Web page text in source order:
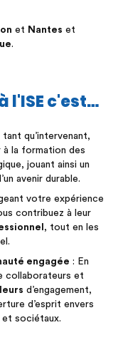
et Nantes et
.
l'ISE c'est…
tant qu’intervenant,
à la formation des
jouant ainsi un
avenir durable.
votre expérience
contribuez à leur
, tout en les
engagée : En
collaborateurs et
d’engagement,
d’esprit envers
et sociétaux.